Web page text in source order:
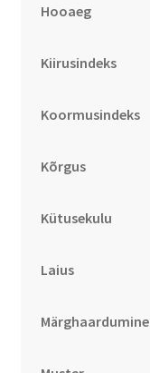
Hooaeg
Kiirusindeks
Koormusindeks
Kõrgus
Kütusekulu
Laius
Märghaardumine